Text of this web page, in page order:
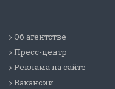
Об агентстве
Пресс-центр
Реклама на сайте
Вакансии